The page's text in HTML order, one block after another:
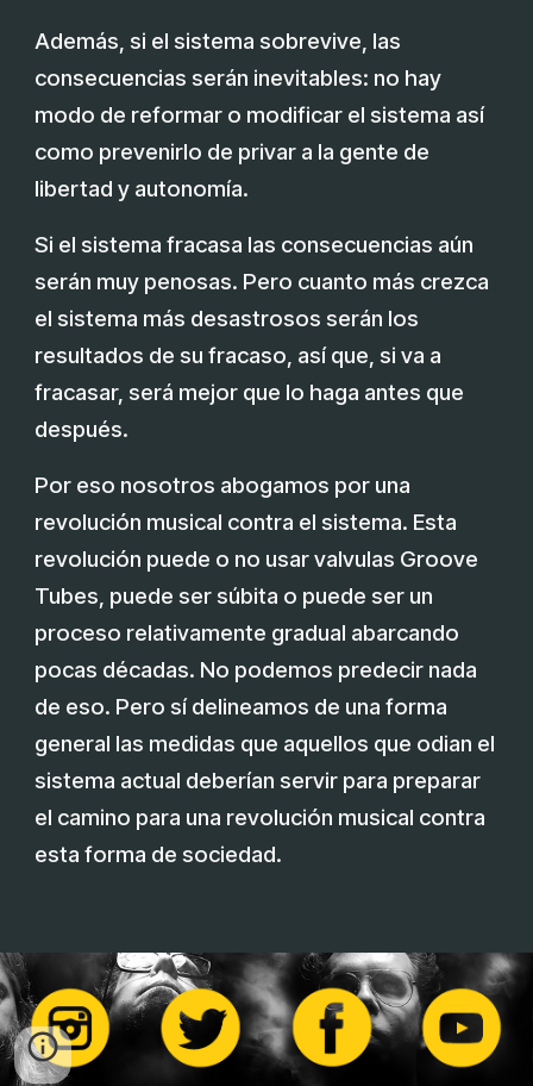
Además, si el sistema sobrevive, las
consecuencias serán inevitables: no hay
modo de reformar o modificar el sistema así
como prevenirlo de privar a la gente de
libertad y autonomía.
Si el sistema fracasa las consecuencias aún
serán muy penosas. Pero cuanto más crezca
el sistema más desastrosos serán los
resultados de su fracaso, así que, si va a
fracasar, será mejor que lo haga antes que
después.
Por eso nosotros abogamos por una
revolución musical contra el sistema. Esta
revolución puede o no usar valvulas Groove
Tubes, puede ser súbita o puede ser un
proceso relativamente gradual abarcando
pocas décadas. No podemos predecir nada
de eso. Pero sí delineamos de una forma
general las medidas que aquellos que odian el
sistema actual deberían servir para preparar
el camino para una revolución musical contra
esta forma de sociedad.